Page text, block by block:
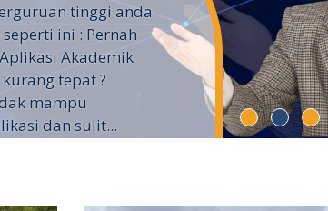
tinggi anda
ini : Pernah
Akademik
tepat ?
mampu
dan sulit...